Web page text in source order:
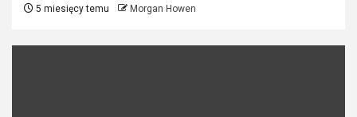
5 miesięcy temu Morgan Howen